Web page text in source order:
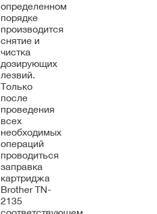
определенном
порядке
производится
снятие и
чистка
дозирующих
лезвий.
Только
после
проведения
всех
необходимых
операций
проводиться
заправка
картриджа
Brother TN-
2135